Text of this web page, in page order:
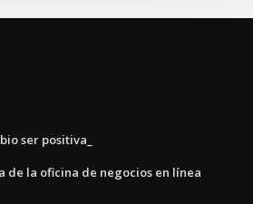
ser positiva_
de la oficina de negocios en línea